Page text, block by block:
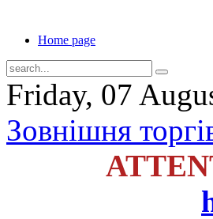
Home page
Friday, 07
Зовнішня